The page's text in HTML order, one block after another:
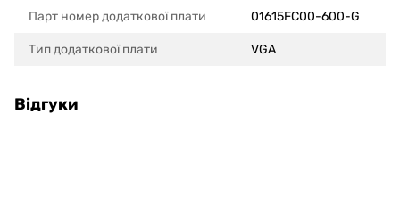
Парт номер додаткової плати 01615FC00-600-G
Тип додаткової плати VGA
Відгуки